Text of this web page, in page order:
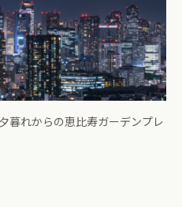
暮れからの恵比寿ガーデンプレ